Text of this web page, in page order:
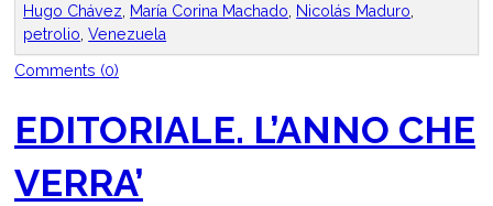
Hugo Chávez
María Corina Machado Nicolás Maduro
petrolio ,Venezuela
Comments (0)
EDITORIALE. L’ANNO CHE
VERRA’